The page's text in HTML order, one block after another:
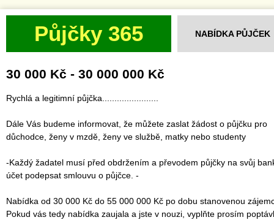
Půjčky 365 NABÍDKA PŮJČEK
30 000 Kč - 30 000 000 Kč
Rychlá a legitimní půjčka.......................
Dále Vás budeme informovat, že můžete zaslat žádost o půjčku pro
důchodce, ženy v mzdě, ženy ve službě, matky nebo studenty
-Každý žadatel musí před obdržením a převodem půjčky na svůj
účet podepsat smlouvu o půjčce. -
Nabídka od 30 000 Kč do 55 000 000 Kč po dobu stanovenou
Pokud vás tedy nabídka zaujala a jste v nouzi, vyplňte prosím